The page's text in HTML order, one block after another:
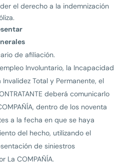
el derecho a Ia indemnización
de afiliación.
Involuntario, la Incapacidad
Invalidez Total y Permanente, el
deberá comunicarlo
dentro de los noventa
a la fecha en que se haya
del hecho, utilizando el
de siniestros
La COMPAÑÍA.